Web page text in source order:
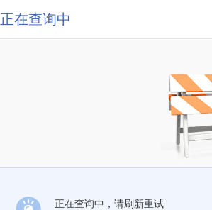
正在查询中
正在查询中，请刷新重试